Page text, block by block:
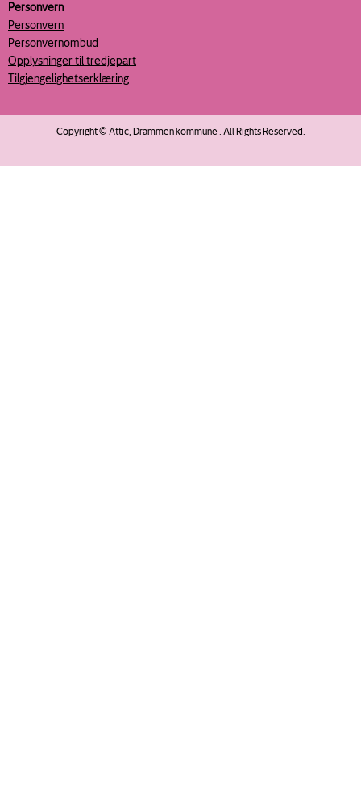
Personvern
Personvern
Personvernombud
Opplysninger til tredjepart
Tilgjengelighetserklæring
Copyright © Attic, Drammen kommune . All Rights Reserved.